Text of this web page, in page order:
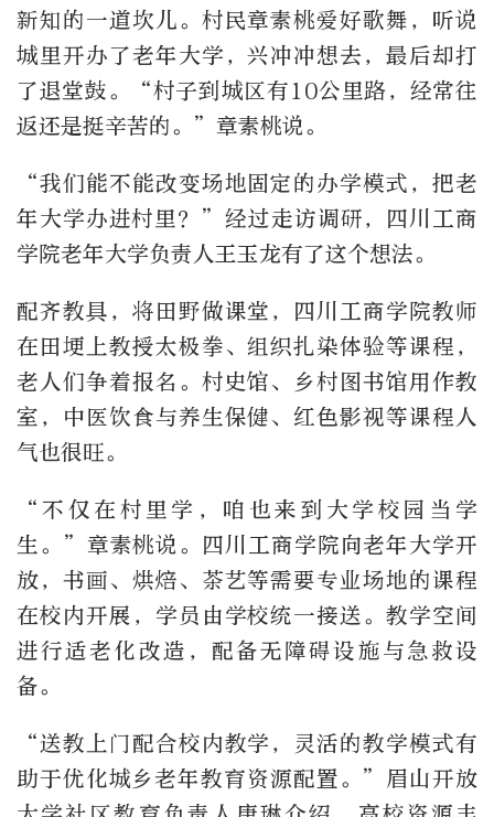
新知的一道坎儿。村民章素桃爱好歌舞，听说
城里开办了老年大学，兴冲冲想去，最后却打
了退堂鼓。“村子到城区有10公里路，经常往
返还是挺辛苦的。”章素桃说。
“我们能不能改变场地固定的办学模式，把老
年大学办进村里？”经过走访调研，四川工商
学院老年大学负责人王玉龙有了这个想法。
配齐教具，将田野做课堂，四川工商学院教师
在田埂上教授太极拳、组织扎染体验等课程，
老人们争着报名。村史馆、乡村图书馆用作教
室，中医饮食与养生保健、红色影视等课程人
气也很旺。
“不仅在村里学，咱也来到大学校园当学
生。”章素桃说。四川工商学院向老年大学开
放，书画、烘焙、茶艺等需要专业场地的课程
在校内开展，学员由学校统一接送。教学空间
进行适老化改造，配备无障碍设施与急救设
备。
“送教上门配合校内教学，灵活的教学模式有
助于优化城乡老年教育资源配置。”眉山开放